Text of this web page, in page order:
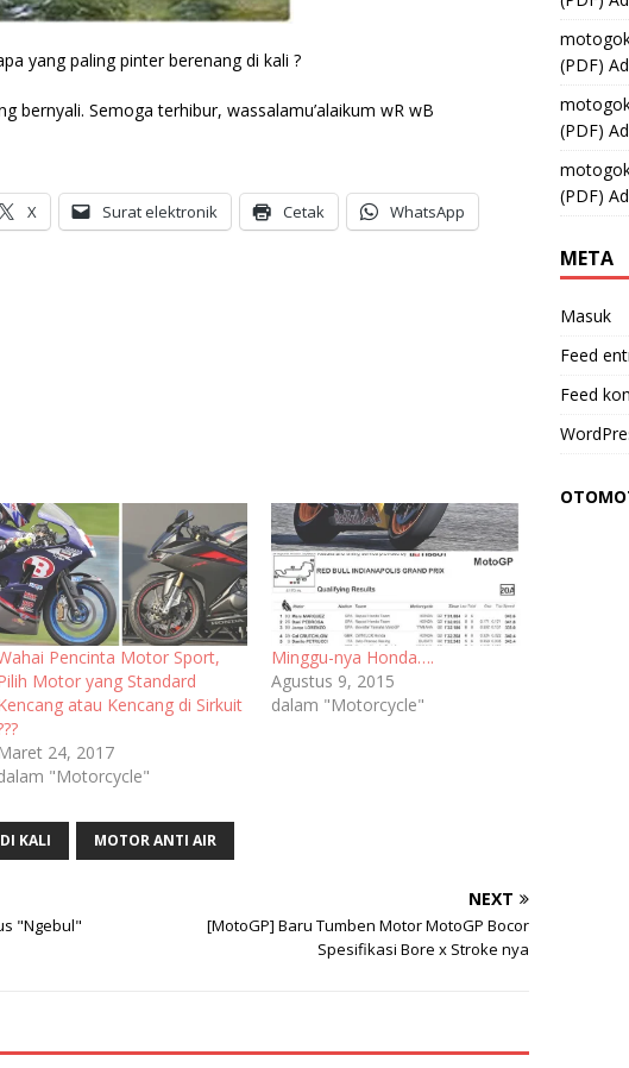
yang paling pinter berenang di kali ?
bernyali. Semoga terhibur, wassalamu’alaikum wR wB
X Surat elektronik Cetak WhatsApp
Pencinta Motor Sport,
Motor yang Standard
atau Kencang di Sirkuit
Maret 24, 2017
"Motorcycle"
Minggu-nya Honda….
Agustus 9, 2015
dalam "Motorcycle"
KALI MOTOR ANTI AIR
"Ngebul"
NEXT
[MotoGP] Baru Tumben Motor MotoGP Bocor
Spesifikasi Bore x Stroke nya
(PDF)
(PDF)
(PDF)
META
Masuk
Feed
Feed